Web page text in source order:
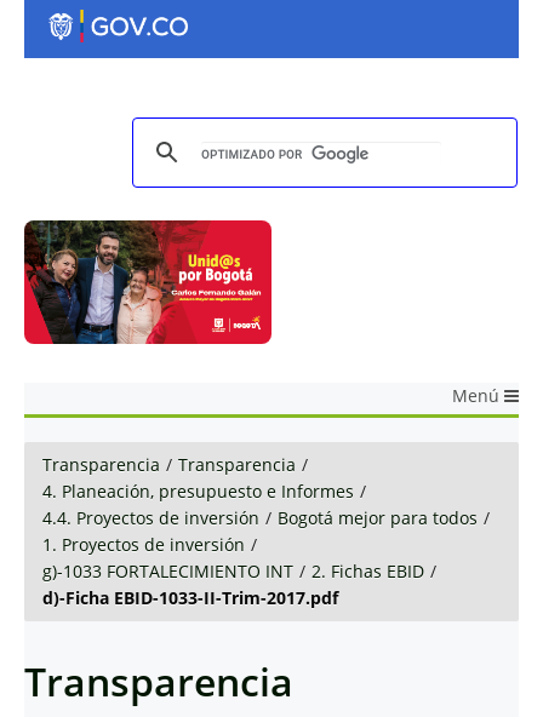
Menú
Transparencia / Transparencia /
4. Planeación, presupuesto e Informes /
4.4. Proyectos de inversión / Bogotá mejor para todos /
1. Proyectos de inversión /
g)-1033 FORTALECIMIENTO INT / 2. Fichas EBID /
d)-Ficha EBID-1033-II-Trim-2017.pdf
Transparencia